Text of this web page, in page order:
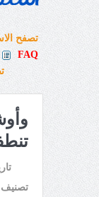
تصفح
FAQ
تصنيف